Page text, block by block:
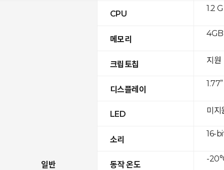
일반
CPU
메모리
크립토칩
디스플레이
LED
소리
동작 온도
1.2
지원
미지
16-
-